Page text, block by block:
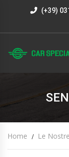
(+39)
Home Le